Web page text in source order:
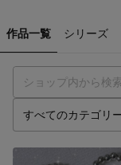
作品一覧 シリーズ